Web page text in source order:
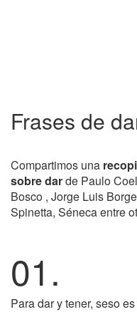
Frases de
Compartimos una
sobre darde Paulo
Bosco , Jorge Luis
Spinetta, Séneca entre
01.
Para dar y tener, seso